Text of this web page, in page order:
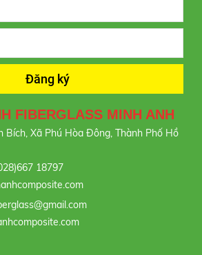
FIBERGLASS MINH ANH
Bích, Xã Phú Hòa Đông, Thành Phố Hồ
18797